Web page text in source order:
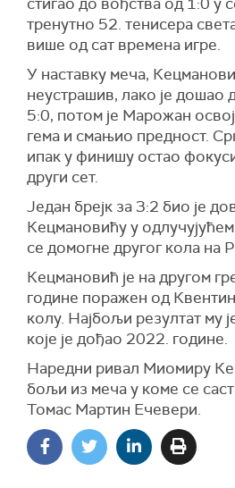
тренутно 52. тенисера
више од сат времена игре.
У наставку меча,
неустрашив, лако је дошао
5:0, потом је Марожан
гема и смањио предност.
ипак у финишу остао
други сет.
Један брејк за 3:2 био је
Кецмановићу у
се домогне другог кола на
Кецмановић је на другом
године поражен од
колу. Најбољи резултат му
које је дођао 2022. године.
Наредни ривал Миомиру
бољи из меча у коме се
Томас Мартин Ечевери.